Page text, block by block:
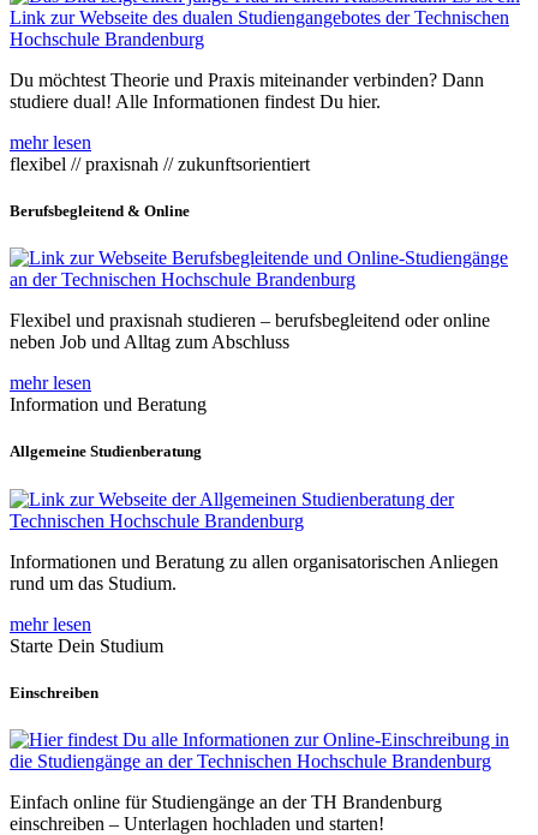
Du möchtest Theorie und Praxis miteinander verbinden? Dann
studiere dual! Alle Informationen findest Du hier.
mehr lesen
flexibel // praxisnah // zukunftsorientiert
Berufsbegleitend & Online
Flexibel und praxisnah studieren – berufsbegleitend oder online
neben Job und Alltag zum Abschluss
mehr lesen
Information und Beratung
Allgemeine Studienberatung
Informationen und Beratung zu allen organisatorischen Anliegen
rund um das Studium.
mehr lesen
Starte Dein Studium
Einschreiben
Einfach online für Studiengänge an der TH Brandenburg
einschreiben – Unterlagen hochladen und starten!